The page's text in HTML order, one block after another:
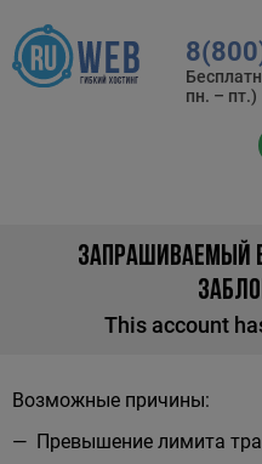
пн. – пт.)
ЗАПРАШИВАЕМЫЙ
This account
Возможные причины:
Превышение лимита